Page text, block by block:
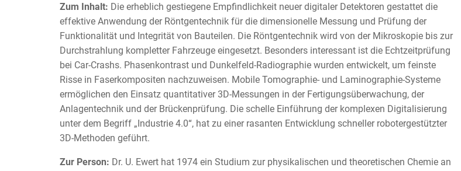
Zum Inhalt: Die erheblich gestiegene Empfindlichkeit neuer digitaler Detektoren gestattet die
effektive Anwendung der Röntgentechnik für die dimensionelle Messung und Prüfung der
Funktionalität und Integrität von Bauteilen. Die Röntgentechnik wird von der Mikroskopie bis zur
Durchstrahlung kompletter Fahrzeuge eingesetzt. Besonders interessant ist die Echtzeitprüfung
bei Car-Crashs. Phasenkontrast und Dunkelfeld-Radiographie wurden entwickelt, um feinste
Risse in Faserkompositen nachzuweisen. Mobile Tomographie- und Laminographie-Systeme
ermöglichen den Einsatz quantitativer 3D-Messungen in der Fertigungsüberwachung, der
Anlagentechnik und der Brückenprüfung. Die schelle Einführung der komplexen Digitalisierung
unter dem Begriff „Industrie 4.0“, hat zu einer rasanten Entwicklung schneller robotergestützter
3D-Methoden geführt.
Zur Person: Dr. U. Ewert hat 1974 ein Studium zur physikalischen und theoretischen Chemie an